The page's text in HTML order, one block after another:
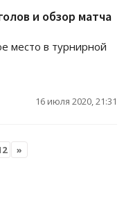
и обзор матча
место в турнирной
16 июля 2020, 21:31
»